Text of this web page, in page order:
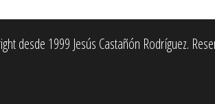
desde 1999 Jesús Castañón Rodríguez.